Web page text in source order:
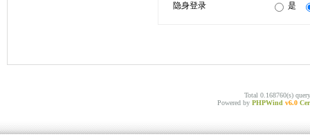
隐身登录 是
Total 0.168760(s)
Powered by PHPWind v6.0